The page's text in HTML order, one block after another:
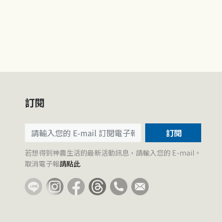
訂閱
訂閱
若想得到神農生活的最新活動訊息，請輸入您的 E-mail。
取消電子報請點此